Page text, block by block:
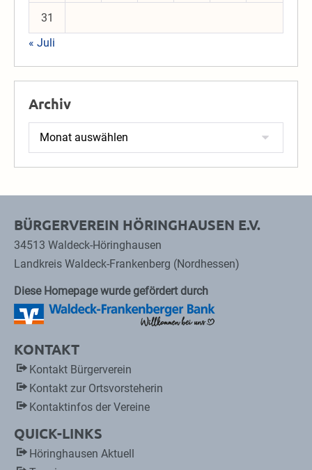
31
« Juli
Archiv
Archiv
BÜRGERVEREIN HÖRINGHAUSEN E.V.
34513 Waldeck-Höringhausen
Landkreis Waldeck-Frankenberg (Nordhessen)
Diese Homepage wurde gefördert durch
KONTAKT
Kontakt Bürgerverein
Kontakt zur Ortsvorsteherin
Kontaktinfos der Vereine
QUICK-LINKS
Höringhausen Aktuell